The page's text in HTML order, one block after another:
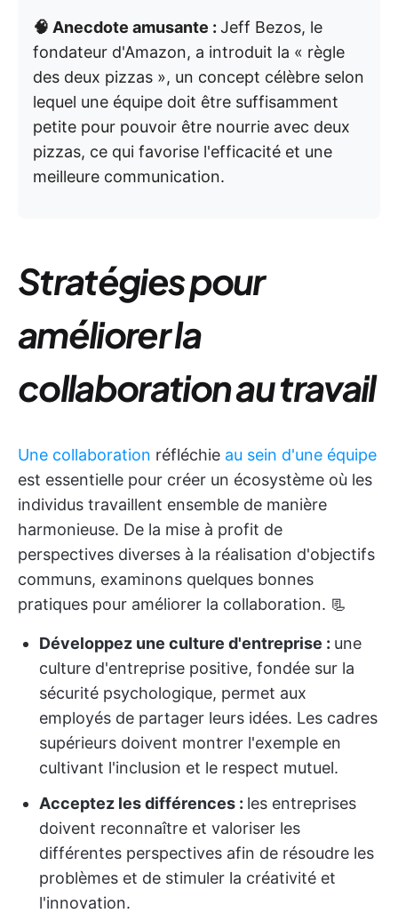
🧠 Anecdote amusante : Jeff Bezos, le
fondateur d'Amazon, a introduit la « règle
des deux pizzas », un concept célèbre selon
lequel une équipe doit être suffisamment
petite pour pouvoir être nourrie avec deux
pizzas, ce qui favorise l'efficacité et une
meilleure communication.
Stratégies pour
améliorer la
collaboration au travail
Une collaboration réfléchie au sein d'une équipe
est essentielle pour créer un écosystème où les
individus travaillent ensemble de manière
harmonieuse. De la mise à profit de
perspectives diverses à la réalisation d'objectifs
communs, examinons quelques bonnes
pratiques pour améliorer la collaboration. 📃
Développez une culture d'entreprise : une
culture d'entreprise positive, fondée sur la
sécurité psychologique, permet aux
employés de partager leurs idées. Les cadres
supérieurs doivent montrer l'exemple en
cultivant l'inclusion et le respect mutuel.
Acceptez les différences : les entreprises
doivent reconnaître et valoriser les
différentes perspectives afin de résoudre les
problèmes et de stimuler la créativité et
l'innovation.